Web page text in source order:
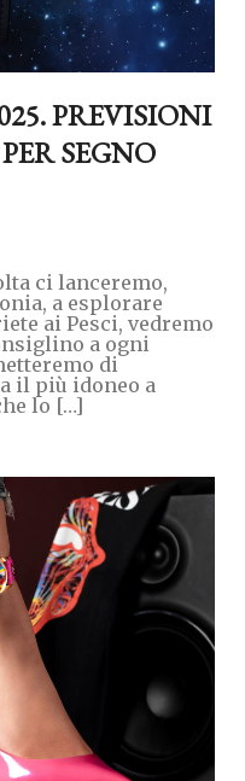
PREVISIONI
SEGNO
ci lanceremo,
a esplorare
ai Pesci, vedremo
a ogni
di
il più idoneo a
lo […]